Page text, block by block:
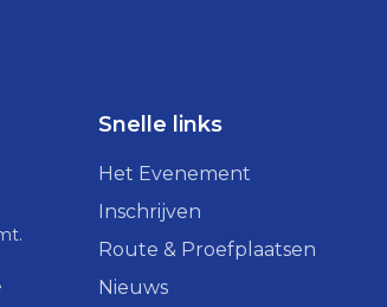
Snelle links
Het Evenement
Inschrijven
Route & Proefplaatsen
Nieuws